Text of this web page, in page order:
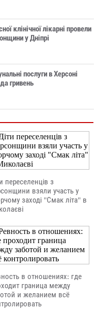
клінічної лікарні провели
у Дніпрі
послуги в Херсоні
гривень
переселенців з
взяли участь у
заході "Смак літа" в
в отношениях: где
граница между
и желанием всё